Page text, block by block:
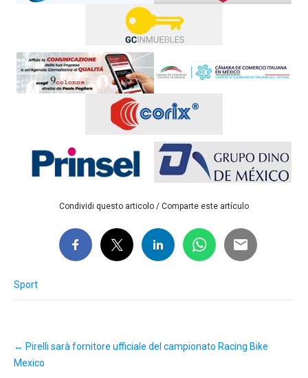
Condividi questo articolo / Comparte este artículo
Sport
navigation
← Pirelli sarà fornitore ufficiale del campionato Racing Bike
Mexico